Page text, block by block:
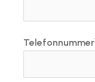
Telefonnummer